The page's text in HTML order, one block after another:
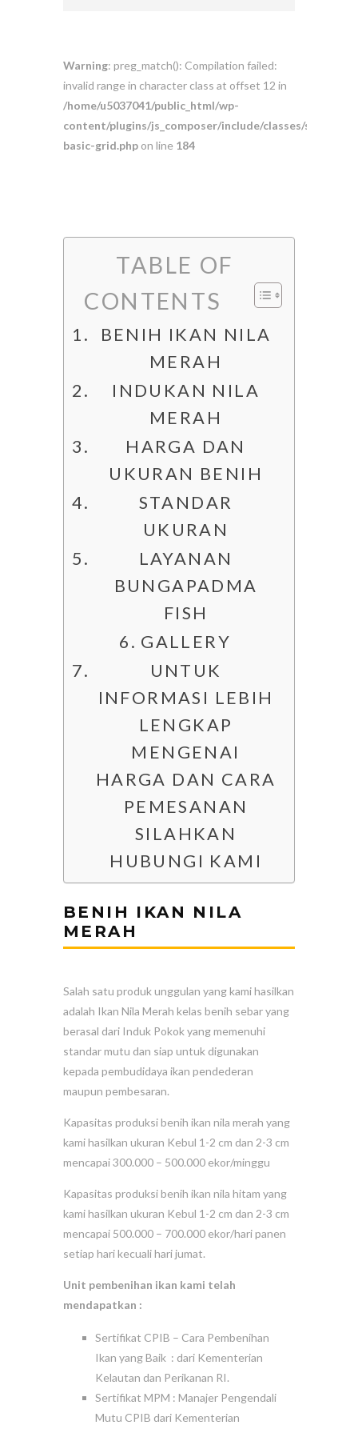
Warning: preg_match(): Compilation failed:
invalid range in character class at offset 12 in
/home/u5037041/public_html/wp-
content/plugins/js_composer/include/classes/
basic-grid.php on line 184
TABLE OF
CONTENTS
BENIH IKAN NILA
MERAH
INDUKAN NILA
MERAH
HARGA DAN
UKURAN BENIH
STANDAR
UKURAN
LAYANAN
BUNGAPADMA
FISH
GALLERY
UNTUK
INFORMASI LEBIH
LENGKAP
MENGENAI
HARGA DAN CARA
PEMESANAN
SILAHKAN
HUBUNGI KAMI
BENIH IKAN NILA
MERAH
Salah satu produk unggulan yang kami hasilkan
adalah Ikan Nila Merah kelas benih sebar yang
berasal dari Induk Pokok yang memenuhi
standar mutu dan siap untuk digunakan
kepada pembudidaya ikan pendederan
maupun pembesaran.
Kapasitas produksi benih ikan nila merah yang
kami hasilkan ukuran Kebul 1-2 cm dan 2-3 cm
mencapai 300.000 – 500.000 ekor/minggu
Kapasitas produksi benih ikan nila hitam yang
kami hasilkan ukuran Kebul 1-2 cm dan 2-3 cm
mencapai 500.000 – 700.000 ekor/hari panen
setiap hari kecuali hari jumat.
Unit pembenihan ikan kami telah
mendapatkan :
Sertifikat CPIB – Cara Pembenihan
Ikan yang Baik : dari Kementerian
Kelautan dan Perikanan RI.
Sertifikat MPM : Manajer Pengendali
Mutu CPIB dari Kementerian